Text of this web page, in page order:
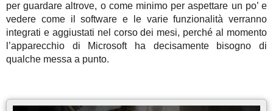
per guardare altrove, o come minimo per aspettare un po’ e
vedere come il software e le varie funzionalità verranno
integrati e aggiustati nel corso dei mesi, perché al momento
l’apparecchio di Microsoft ha decisamente bisogno di
qualche messa a punto.